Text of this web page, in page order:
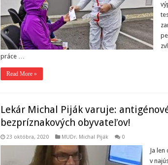
práce …
Read More »
Lekár Michal Piják varuje:
bezpríznakových obyvateľov!
23 októbra, 2020 MUDr. Michal Piják 0
Ja
v